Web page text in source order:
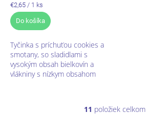
Jednotková
cena:
€2,65 / 1 ks
Do košíka
Tyčinka s príchuťou cookies a
smotany, so sladidlami s
vysokým obsah bielkovín a
vlákniny s nízkym obsahom
O
11 položiek celkom